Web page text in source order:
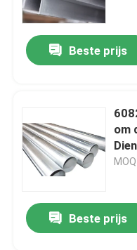
Beste prijs
om
Beste prijs